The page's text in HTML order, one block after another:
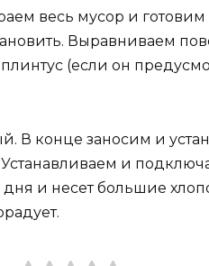
весь мусор и
Выравниваем
(если он
В конце заносим и
и
и несет большие